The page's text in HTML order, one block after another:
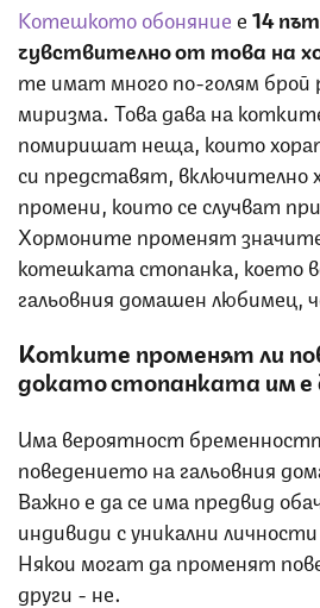
Котешкото обоняниее14
чувствително от това на
те имат много по-голям брой
миризма. Това дава на
помиришат неща, които
си представят, включително
промени, които се случват
Хормоните променят
котешката стопанка, което
гальовния домашен любимец,
Котките променят ли
докато стопанката им е
Има вероятност
поведението на гальовния
Важно е да се има предвид
индивиди с уникални
Някои могат да променят
други - не.